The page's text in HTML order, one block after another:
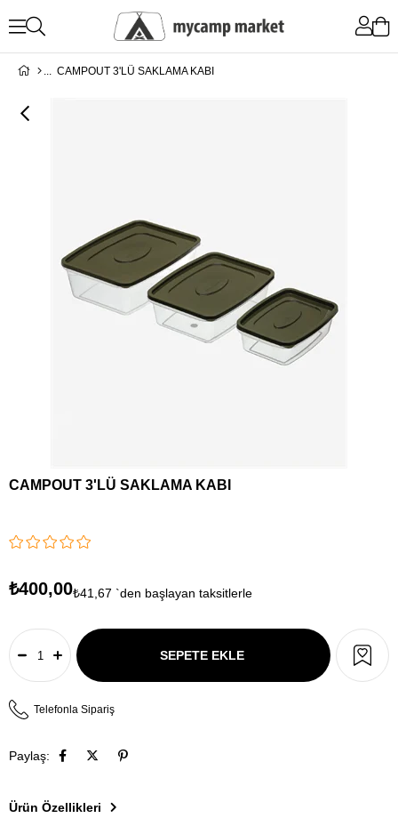
CAMPOUT 3'LÜ SAKLAMA KABI
CAMPOUT 3'LÜ SAKLAMA KABI
₺400,00₺41,67 `den başlayan taksitlerle
Telefonla Sipariş
Paylaş:
Ürün Özellikleri